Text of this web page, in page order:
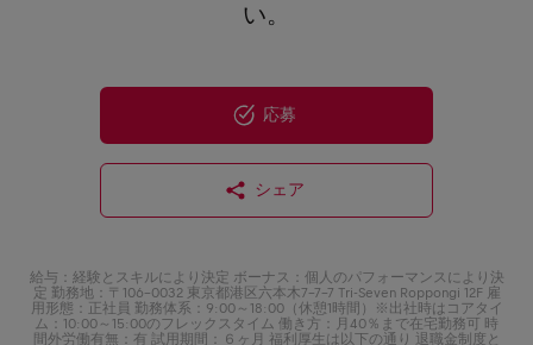
い。
応募
シェア
給与：経験とスキルにより決定 ボーナス：個人のパフォーマンスにより決
定 勤務地：〒106-0032 東京都港区六本木7-7-7 Tri-Seven Roppongi 12F 雇
用形態：正社員 勤務体系：9:00～18:00（休憩1時間）※出社時はコアタイ
ム：10:00～15:00のフレックスタイム 働き方：月40％まで在宅勤務可 時
間外労働有無：有 試用期間：６ヶ月 福利厚生は以下の通り 退職金制度と